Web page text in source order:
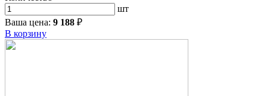
шт
Ваша цена: 9 188 ₽
В корзину